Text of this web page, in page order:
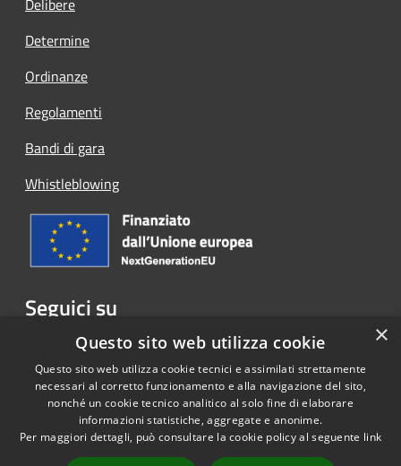
Delibere
Determine
Ordinanze
Regolamenti
Bandi di gara
Whistleblowing
Seguici su
Facebook
Accessibilità
Copyright © 2026 • Comune di
Cassina Rizzardi • Powered by
×
Questo sito web utilizza cookie
Questo sito web utilizza cookie tecnici e assimilati strettamente
necessari al corretto funzionamento e alla navigazione del sito,
nonché un cookie tecnico analitico al solo fine di elaborare
informazioni statistiche, aggregate e anonime.
Per maggiori dettagli, può consultare la cookie policy al seguente link